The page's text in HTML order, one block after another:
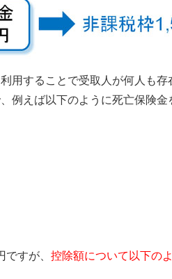
用することで受取人が何人も
例えば以下のように死亡保険
すが、 控除額について以下の